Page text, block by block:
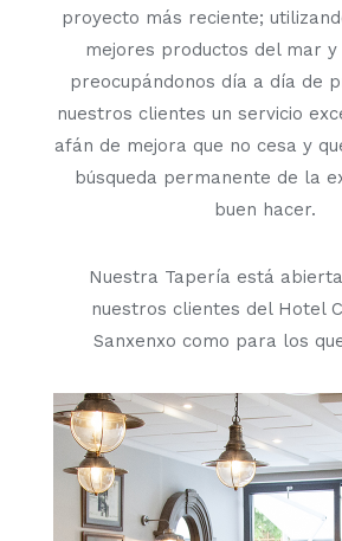
proyecto más reciente;
mejores productos del mar
preocupándonos día a día de
nuestros clientes un servicio
afán de mejora que no cesa y
búsqueda permanente de la
buen hacer.
Nuestra Tapería está
nuestros clientes del Hotel
Sanxenxo como para los